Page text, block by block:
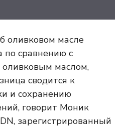
оливковом масле
по сравнению с
маслом,
сводится к
и сохранению
говорит Моник
зарегистрированный